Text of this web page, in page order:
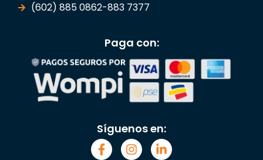
(602) 885 0862-883 7377
Paga con:
Síguenos en: